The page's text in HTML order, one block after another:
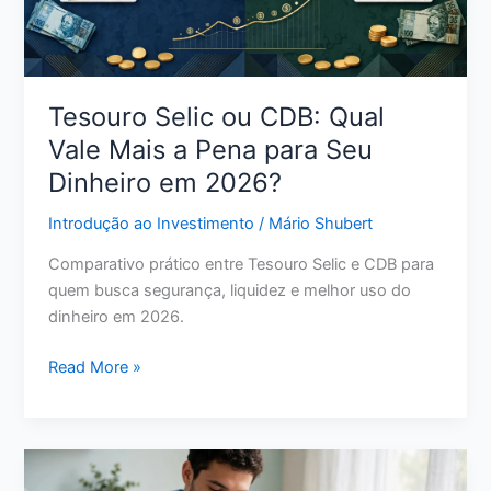
Certa
para
Seu
Tesouro Selic ou CDB: Qual
Vale Mais a Pena para Seu
Dinheiro em 2026?
Introdução ao Investimento / Mário Shubert
Comparativo prático entre Tesouro Selic e CDB para
quem busca segurança, liquidez e melhor uso do
dinheiro em 2026.
Tesouro
CDB:
Read More »